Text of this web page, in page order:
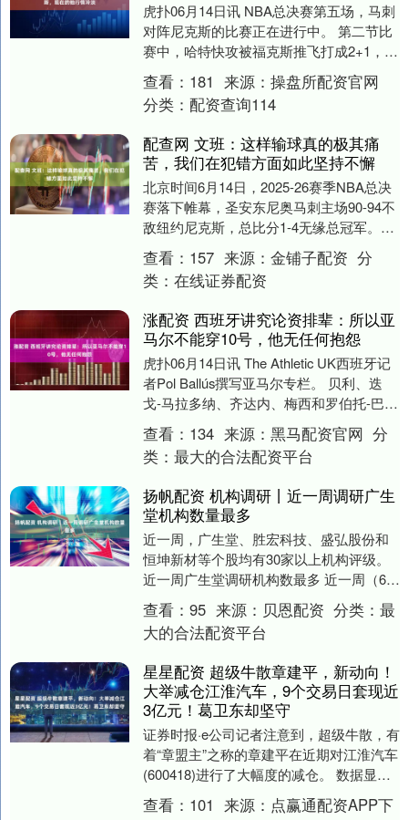
虎扑06月14日讯 NBA总决赛第五场，马刺
对阵尼克斯的比赛正在进行中。 第二节比
赛中，哈特快攻被福克斯推飞打成2+1，裁
判回看升级福克斯一级恶意。 美记Mic....
查看： 181 来源： 操盘所配资官网
分类： 配资查询114
配查网 文班：这样输球真的极其痛
苦，我们在犯错方面如此坚持不懈
北京时间6月14日，2025-26赛季NBA总决
赛落下帷幕，圣安东尼奥马刺主场90-94不
敌纽约尼克斯，总比分1-4无缘总冠军。赛
后，马刺队中锋文班亚马接受了媒....
查看： 157 来源： 金铺子配资 分
类： 在线证券配资
涨配资 西班牙讲究论资排辈：所以亚
马尔不能穿10号，他无任何抱怨
虎扑06月14日讯 The Athletic UK西班牙记
者Pol Ballús撰写亚马尔专栏。 贝利、迭
戈-马拉多纳、齐达内、梅西和罗伯托-巴乔
都在世界杯上表....
查看： 134 来源： 黑马配资官网 分
类： 最大的合法配资平台
扬帆配资 机构调研丨近一周调研广生
堂机构数量最多
近一周，广生堂、胜宏科技、盛弘股份和
恒坤新材等个股均有30家以上机构评级。
近一周广生堂调研机构数最多 近一周（6月
20日至26日）机构调研个股有120多只，
广....
查看： 95 来源： 贝恩配资 分类：最
大的合法配资平台
星星配资 超级牛散章建平，新动向！
大举减仓江淮汽车，9个交易日套现近
3亿元！葛卫东却坚守
证券时报·e公司记者注意到，超级牛散，有
着“章盟主”之称的章建平在近期对江淮汽车
(600418)进行了大幅度的减仓。 数据显
示，截至6月23日，方文艳持有江淮汽....
查看： 101 来源： 点赢通配资APP下